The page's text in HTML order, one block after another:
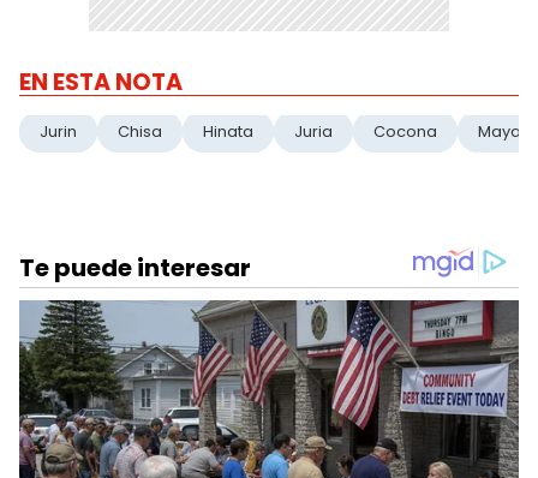
EN ESTA NOTA
Jurin Chisa Hinata Juria Cocona Maya